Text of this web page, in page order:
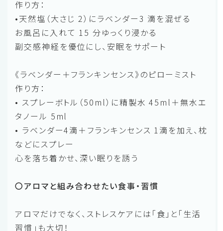
作り方：
•天然塩（大さじ 2）にラベンダー3 滴を混ぜる
お風呂に入れて 15 分ゆっくり浸かる
副交感神経を優位にし、安眠をサポート
《ラベンダー＋フランキンセンス》のピローミスト
作り方：
• スプレーボトル（50ml）に精製水 45ml＋無水エ
タノール 5ml
• ラベンダー4滴＋フランキンセンス 1滴を加え、枕
などにスプレー
心を落ち着かせ、深い眠りを誘う
〇アロマと組み合わせたい食事・習慣
アロマだけでなく、ストレスケアには「食」と「生活
習慣」も大切！